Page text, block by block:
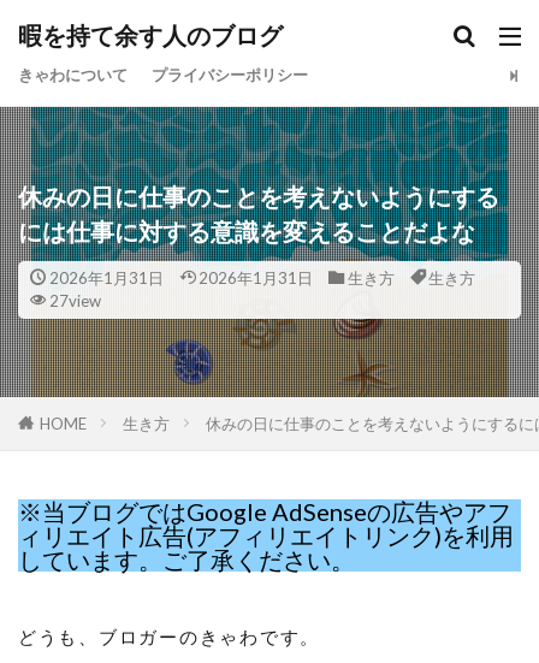
暇を持て余す人のブログ
きゃわについて プライバシーポリシー
休みの日に仕事のことを考えないようにする
には仕事に対する意識を変えることだよな
2026年1月31日 2026年1月31日 生き方
生き方
27view
HOME 生き方 休みの日に仕事のことを考えないようにする
※当ブログではGoogle AdSenseの広告やアフ
ィリエイト広告(アフィリエイトリンク)を利用
しています。ご了承ください。
どうも、ブロガーのきゃわです。